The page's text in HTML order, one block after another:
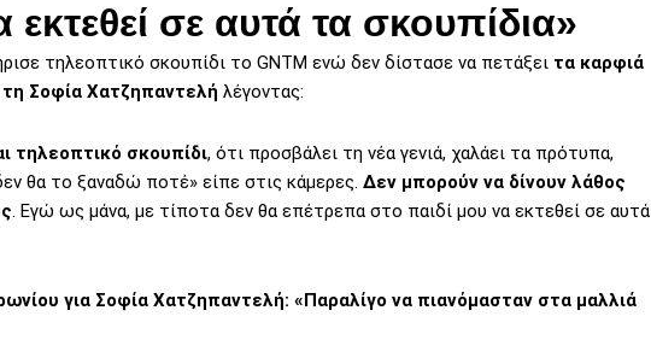
εκτεθεί σε αυτά τα σκουπίδια»
τηλεοπτικό σκουπίδι το GNTM ενώ δεν δίστασε να πετάξει τα καρφιά
τη Σοφία Χατζηπαντελή λέγοντας:
τηλεοπτικό σκουπίδι, ότι προσβάλει τη νέα γενιά, χαλάει τα πρότυπα,
θα το ξαναδώ ποτέ» είπε στις κάμερες. Δεν μπορούν να δίνουν λάθος
. Εγώ ως μάνα, με τίποτα δεν θα επέτρεπα στο παιδί μου να εκτεθεί σε αυτά
για Σοφία Χατζηπαντελή: «Παραλίγο να πιανόμασταν στα μαλλιά